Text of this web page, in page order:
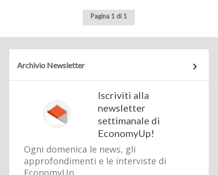
Pagina 1 di 1
Archivio Newsletter
Iscriviti alla
newsletter
settimanale di
EconomyUp!
Ogni domenica le news, gli
approfondimenti e le interviste di